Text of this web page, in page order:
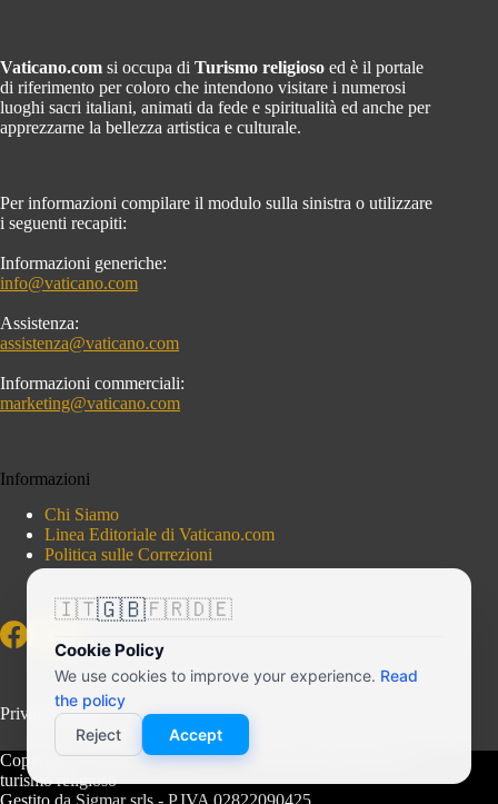
Vaticano.com si occupa di Turismo religioso ed è il portale
di riferimento per coloro che intendono visitare i numerosi
luoghi sacri italiani, animati da fede e spiritualità ed anche per
apprezzarne la bellezza artistica e culturale.
Per informazioni compilare il modulo sulla sinistra o utilizzare
i seguenti recapiti:
Informazioni generiche:
info@vaticano.com
Assistenza:
assistenza@vaticano.com
Informazioni commerciali:
marketing@vaticano.com
Informazioni
Chi Siamo
Linea Editoriale di Vaticano.com
Politica sulle Correzioni
Privacy Policy
Copyright © 2026 - Vaticano.com - Portale indipendente di
turismo religioso
🇮🇹🇬🇧🇫🇷🇩🇪
Cookie Policy
We use cookies to improve your experience. Read
the policy
Reject
Accept